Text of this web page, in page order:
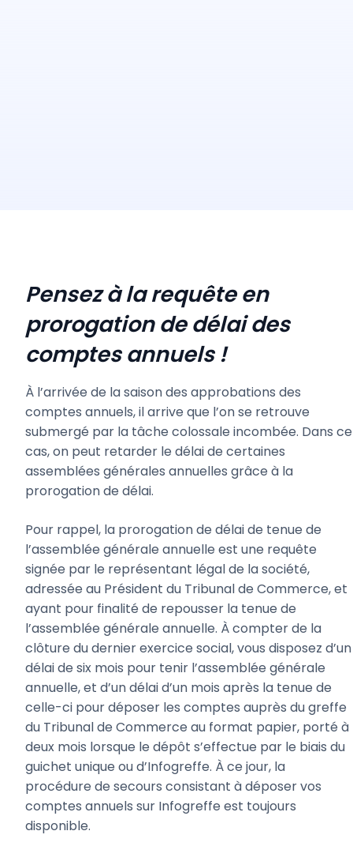
Pensez à la requête en
prorogation de délai des
comptes annuels !
À l’arrivée de la saison des approbations des
comptes annuels, il arrive que l’on se retrouve
submergé par la tâche colossale incombée. Dans ce
cas, on peut retarder le délai de certaines
assemblées générales annuelles grâce à la
prorogation de délai.
Pour rappel, la prorogation de délai de tenue de
l’assemblée générale annuelle est une requête
signée par le représentant légal de la société,
adressée au Président du Tribunal de Commerce, et
ayant pour finalité de repousser la tenue de
l’assemblée générale annuelle. À compter de la
clôture du dernier exercice social, vous disposez d’un
délai de six mois pour tenir l’assemblée générale
annuelle, et d’un délai d’un mois après la tenue de
celle-ci pour déposer les comptes auprès du greffe
du Tribunal de Commerce au format papier, porté à
deux mois lorsque le dépôt s’effectue par le biais du
guichet unique ou d’Infogreffe. À ce jour, la
procédure de secours consistant à déposer vos
comptes annuels sur Infogreffe est toujours
disponible.